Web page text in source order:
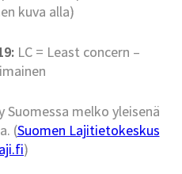
kuva alla)
LC = Least concern –
Suomessa melko yleisenä
(Suomen Lajitietokeskus
)